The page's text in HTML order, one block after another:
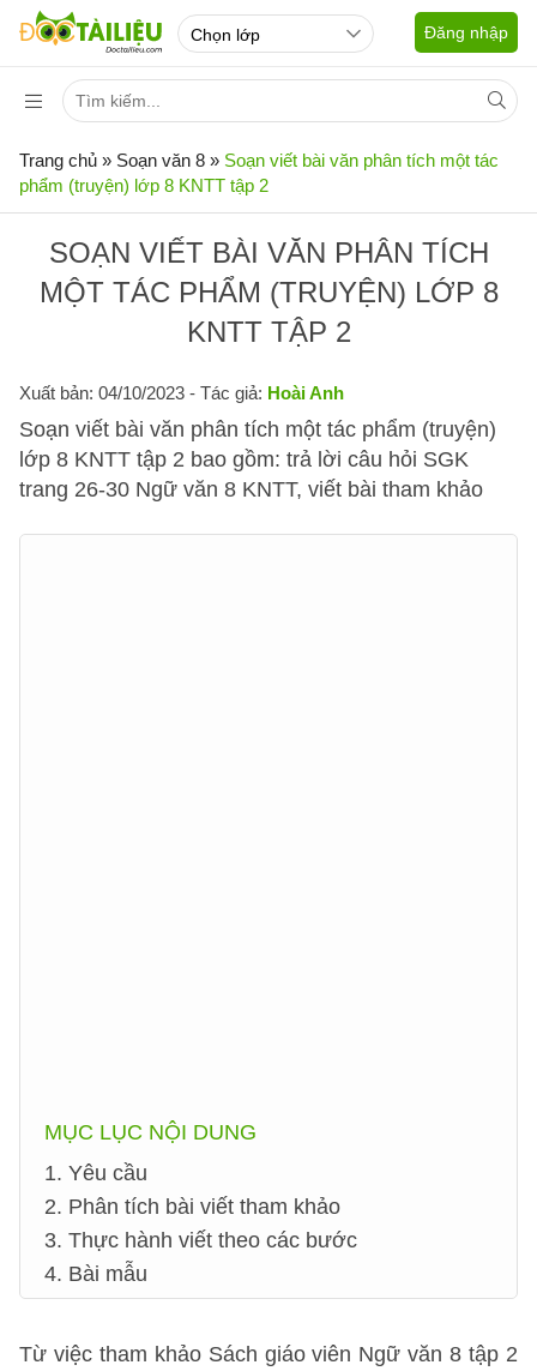
Đăng nhập
Trang chủ » Soạn văn 8 » Soạn viết bài văn phân tích một tác
phẩm (truyện) lớp 8 KNTT tập 2
SOẠN VIẾT BÀI VĂN PHÂN TÍCH
MỘT TÁC PHẨM (TRUYỆN) LỚP 8
KNTT TẬP 2
Xuất bản: 04/10/2023 - Tác giả: Hoài Anh
Soạn viết bài văn phân tích một tác phẩm (truyện)
lớp 8 KNTT tập 2 bao gồm: trả lời câu hỏi SGK
trang 26-30 Ngữ văn 8 KNTT, viết bài tham khảo
MỤC LỤC NỘI DUNG
1. Yêu cầu
2. Phân tích bài viết tham khảo
3. Thực hành viết theo các bước
4. Bài mẫu
Từ việc tham khảo Sách giáo viên Ngữ văn 8 tập 2